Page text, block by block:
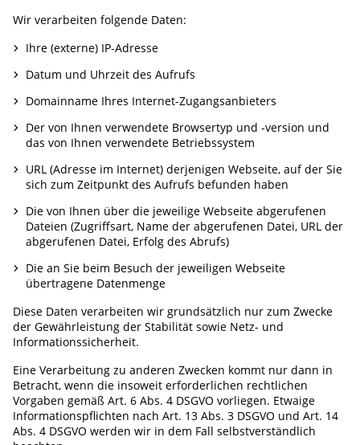
Wir verarbeiten folgende Daten:
Ihre (externe) IP-Adresse
Datum und Uhrzeit des Aufrufs
Domainname Ihres Internet-Zugangsanbieters
Der von Ihnen verwendete Browsertyp und -version und
das von Ihnen verwendete Betriebssystem
URL (Adresse im Internet) derjenigen Webseite, auf der Sie
sich zum Zeitpunkt des Aufrufs befunden haben
Die von Ihnen über die jeweilige Webseite abgerufenen
Dateien (Zugriffsart, Name der abgerufenen Datei, URL der
abgerufenen Datei, Erfolg des Abrufs)
Die an Sie beim Besuch der jeweiligen Webseite
übertragene Datenmenge
Diese Daten verarbeiten wir grundsätzlich nur zum Zwecke
der Gewährleistung der Stabilität sowie Netz- und
Informationssicherheit.
Eine Verarbeitung zu anderen Zwecken kommt nur dann in
Betracht, wenn die insoweit erforderlichen rechtlichen
Vorgaben gemäß Art. 6 Abs. 4 DSGVO vorliegen. Etwaige
Informationspflichten nach Art. 13 Abs. 3 DSGVO und Art. 14
Abs. 4 DSGVO werden wir in dem Fall selbstverständlich